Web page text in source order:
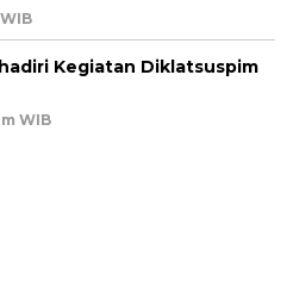
Kegiatan Diklatsuspim
WIB